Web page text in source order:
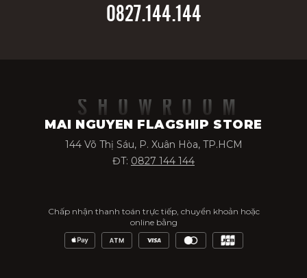
0827.144.144
SHOWROOM
MAI NGUYEN FLAGSHIP STORE
144 Võ Thị Sáu, P. Xuân Hòa, TP.HCM
ĐT: 0827 144 144
Chấp nhận thanh toán trực tiếp, chuyển khoản hoặc
online bằng